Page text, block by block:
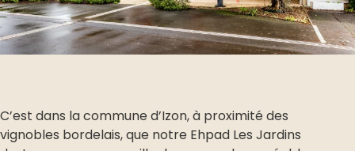
C’est dans la commune d’Izon, à proximité des
vignobles bordelais, que notre Ehpad Les Jardins